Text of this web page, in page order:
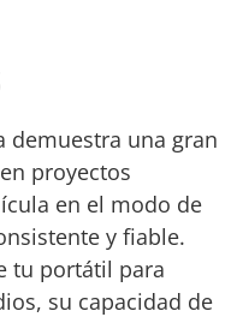
demuestra una gran
proyectos
en el modo de
y fiable.
tu portátil para
su capacidad de